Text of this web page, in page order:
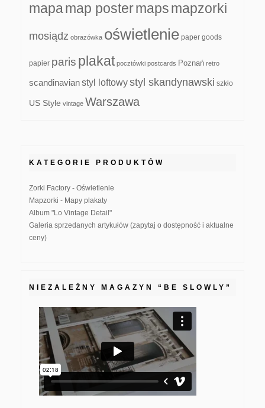
mapamap postermapsmapzorki
mosiądz obrazówka oświetlenie paper goods
papier paris plakat pocztówki postcards Poznań retro
scandinavianstyl loftowystyl skandynawski szkło
US Style vintage Warszawa
KATEGORIE PRODUKTÓW
Zorki Factory - Oświetlenie
Mapzorki - Mapy plakaty
Album "Lo Vintage Detail"
Galeria sprzedanych artykułów (zapytaj o dostępność i aktualne
ceny)
NIEZALEŻNY MAGAZYN “BE SLOWLY”